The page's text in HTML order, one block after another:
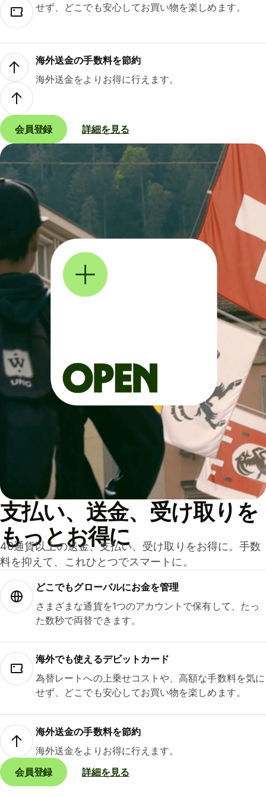
せず、どこでも安心してお買い物を楽しめます。
海外送金の手数料を節約
海外送金をよりお得に行えます。
会員登録 詳細を見る
支払い、送金、受け取りを
もっとお得に
40通貨以上の送金、支払い、受け取りをお得に。手数
料を抑えて、これひとつでスマートに。
どこでもグ⁠ロ⁠ー⁠バ⁠ルにお金を管理
さまざまな通貨を1つのアカウントで保有して、たっ
た数秒で両替できます。
海外でも使えるデビットカード
為替レートへの上乗せコストや、高額な手数料を気に
せず、どこでも安心してお買い物を楽しめます。
海外送金の手数料を節約
海外送金をよりお得に行えます。
会員登録
詳細を見る